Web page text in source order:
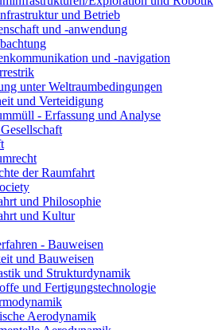
und Betrieb
und -anwendung
und -navigation
unter Weltraumbedingungen
und Verteidigung
- Erfassung und Analyse
der Raumfahrt
und Philosophie
und Kultur
- Bauweisen
und Bauweisen
und Strukturdynamik
und Fertigungstechnologie
Aerodynamik